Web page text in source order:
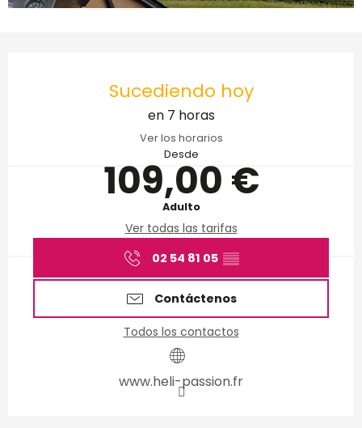
Sucediendo hoy
en 7 horas
Ver los horarios
Desde
109,00 €
Adulto
Ver todas las tarifas
02 54 81 05 ▒▒
Contáctenos
Todos los contactos
www.heli-passion.fr